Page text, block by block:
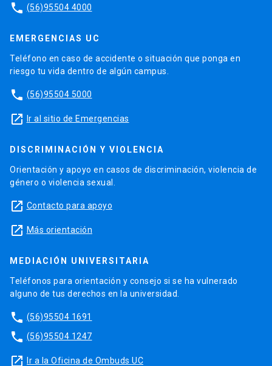
phone (56)95504 4000
EMERGENCIAS UC
Teléfono en caso de accidente o situación que ponga en
riesgo tu vida dentro de algún campus.
phone (56)95504 5000
launch Ir al sitio de Emergencias
DISCRIMINACIÓN Y VIOLENCIA
Orientación y apoyo en casos de discriminación, violencia de
género o violencia sexual.
launch Contacto para apoyo
launch Más orientación
MEDIACIÓN UNIVERSITARIA
Teléfonos para orientación y consejo si se ha vulnerado
alguno de tus derechos en la universidad.
phone (56)95504 1691
phone (56)95504 1247
launch Ir a la Oficina de Ombuds UC